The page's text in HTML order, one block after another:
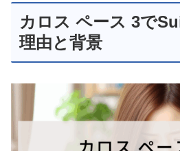
カロス ペース 3で
理由と背景